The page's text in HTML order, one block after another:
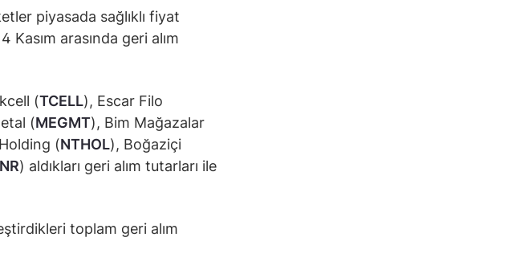
piyasada sağlıklı fiyat
Kasım arasında geri alım
(TCELL), Escar Filo
(MEGMT), Bim Mağazalar
(NTHOL), Boğaziçi
) aldıkları geri alım tutarları ile
toplam geri alım